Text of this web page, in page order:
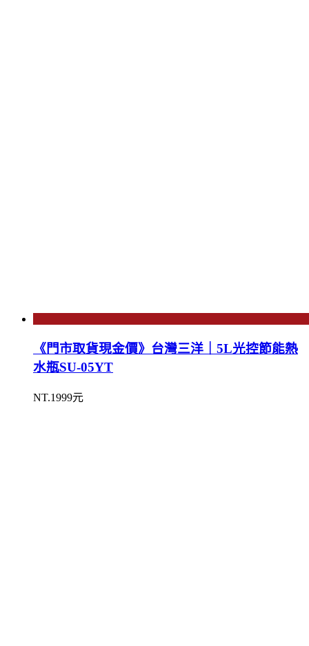
《門市取貨現金價》台灣三洋｜5L光控節能熱
水瓶SU-05YT
NT.1999元